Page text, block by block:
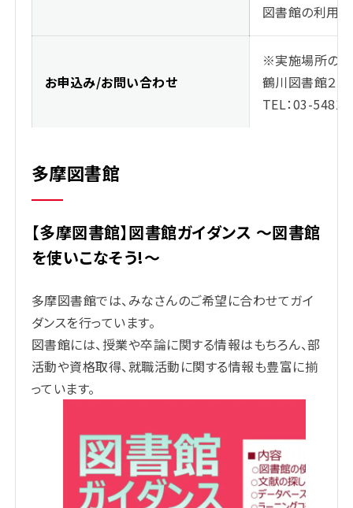
図書館の利用
お申込み/お問い合わせ
※実施場所の確
鶴川図書館２階
TEL：03-5481-
多摩図書館
【多摩図書館】図書館ガイダンス ～図書館
を使いこなそう!～
多摩図書館では、みなさんのご希望に合わせてガイ
ダンスを行っています。
図書館には、授業や卒論に関する情報はもちろん、部
活動や資格取得、就職活動に関する情報も豊富に揃
っています。